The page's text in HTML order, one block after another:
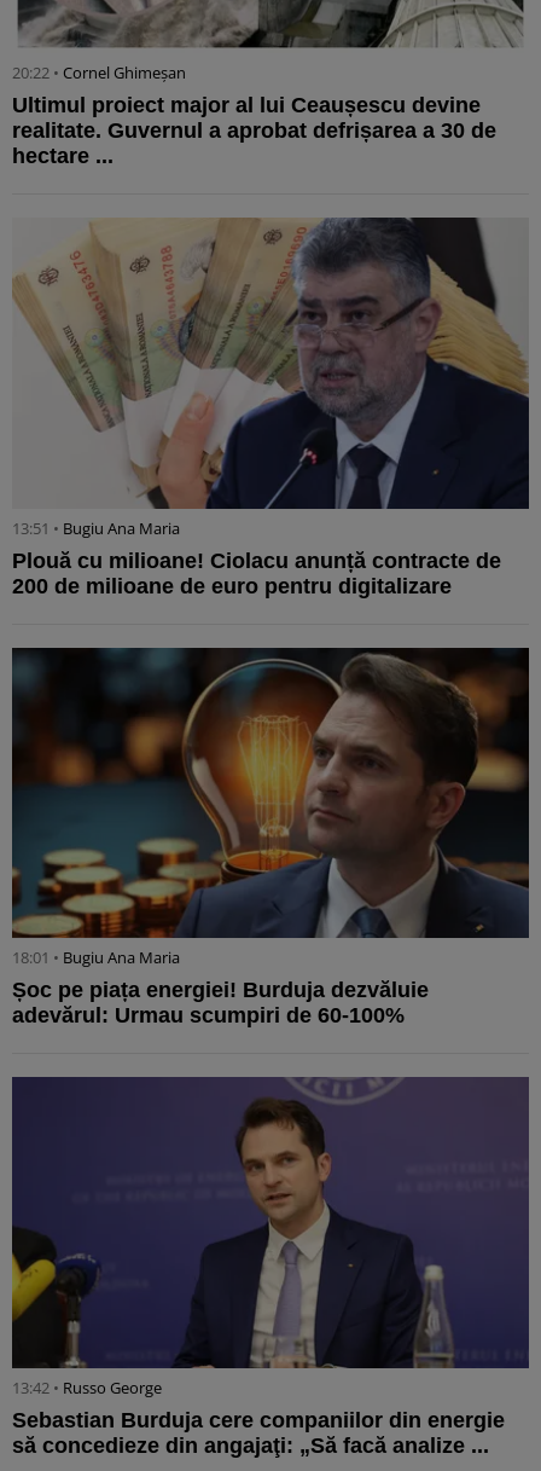
20:22 • Cornel Ghimeșan
Ultimul proiect major al lui Ceaușescu devine
realitate. Guvernul a aprobat defrișarea a 30 de
hectare ...
13:51 • Bugiu ⁠Ana Maria
Plouă cu milioane! Ciolacu anunță contracte de
200 de milioane de euro pentru digitalizare
18:01 • Bugiu ⁠Ana Maria
Șoc pe piața energiei! Burduja dezvăluie
adevărul: Urmau scumpiri de 60-100%
13:42 • Russo George
Sebastian Burduja cere companiilor din energie
să concedieze din angajaţi: „Să facă analize ...